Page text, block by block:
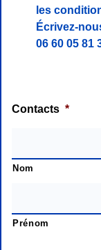
les
Écrivez-
06 60 05 81
Contacts *
Nom
Prénom